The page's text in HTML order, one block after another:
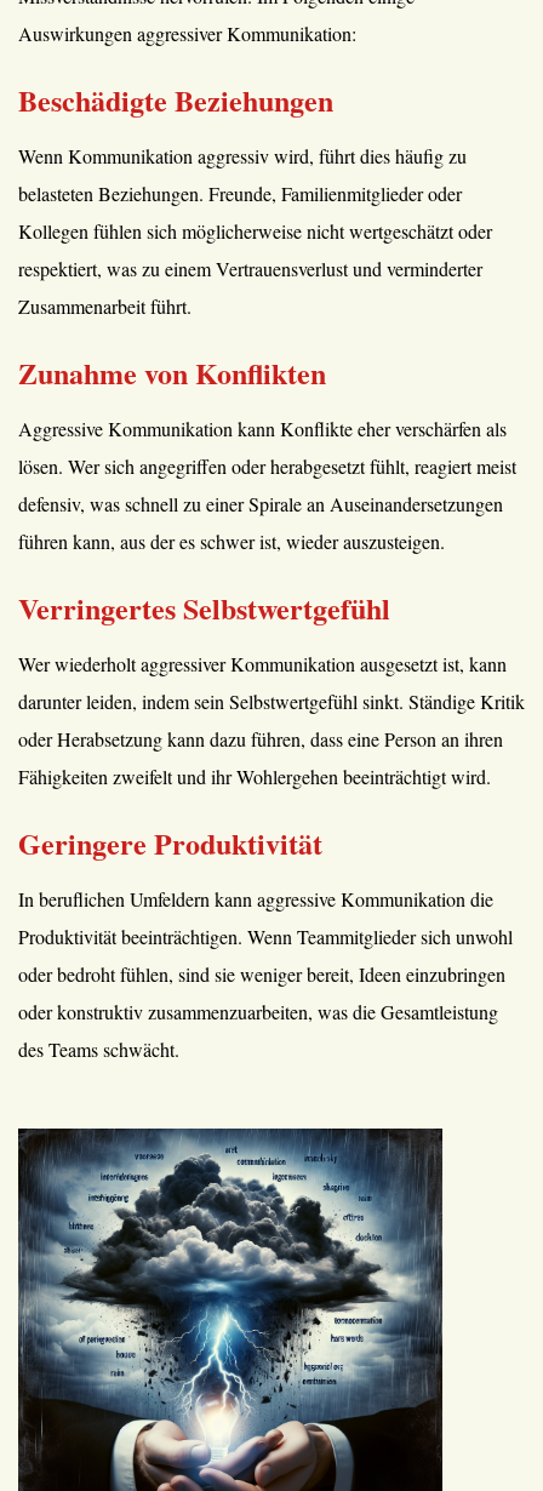
Auswirkungen aggressiver Kommunikation:
Beschädigte Beziehungen
Wenn Kommunikation aggressiv wird, führt dies häufig zu
belasteten Beziehungen. Freunde, Familienmitglieder oder
Kollegen fühlen sich möglicherweise nicht wertgeschätzt oder
respektiert, was zu einem Vertrauensverlust und verminderter
Zusammenarbeit führt.
Zunahme von Konflikten
Aggressive Kommunikation kann Konflikte eher verschärfen als
lösen. Wer sich angegriffen oder herabgesetzt fühlt, reagiert meist
defensiv, was schnell zu einer Spirale an Auseinandersetzungen
führen kann, aus der es schwer ist, wieder auszusteigen.
Verringertes Selbstwertgefühl
Wer wiederholt aggressiver Kommunikation ausgesetzt ist, kann
darunter leiden, indem sein Selbstwertgefühl sinkt. Ständige Kritik
oder Herabsetzung kann dazu führen, dass eine Person an ihren
Fähigkeiten zweifelt und ihr Wohlergehen beeinträchtigt wird.
Geringere Produktivität
In beruflichen Umfeldern kann aggressive Kommunikation die
Produktivität beeinträchtigen. Wenn Teammitglieder sich unwohl
oder bedroht fühlen, sind sie weniger bereit, Ideen einzubringen
oder konstruktiv zusammenzuarbeiten, was die Gesamtleistung
des Teams schwächt.